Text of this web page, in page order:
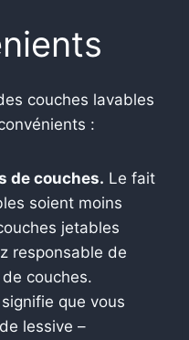
couches lavables
:
de couches. Le fait
soient moins
jetables
responsable de
couches.
que vous
lessive –